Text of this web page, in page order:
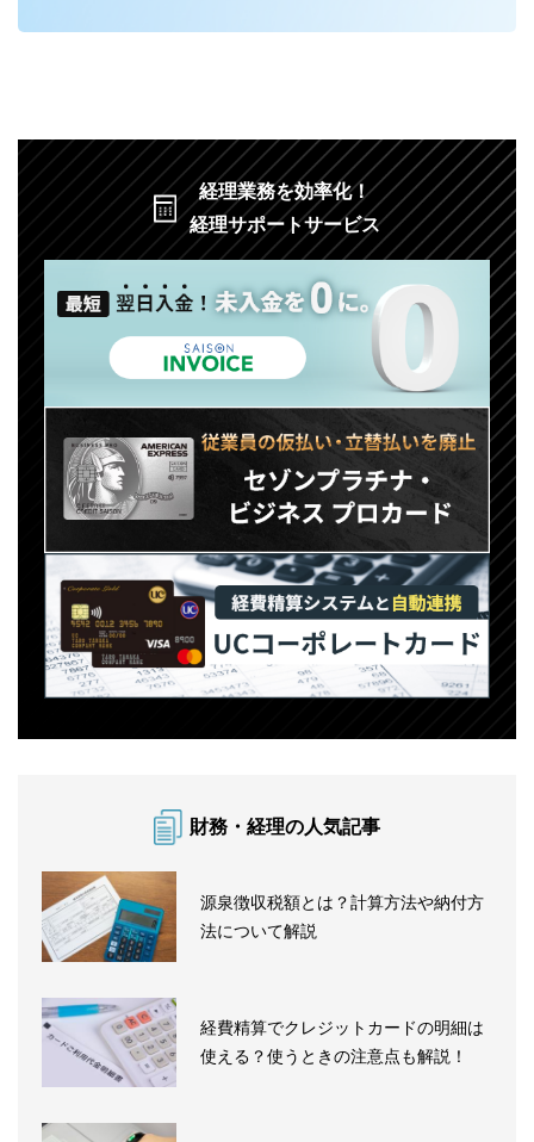
経理業務を効率化！
経理サポートサービス
財務・経理の人気記事
源泉徴収税額とは？計算方法や納付方
法について解説
経費精算でクレジットカードの明細は
使える？使うときの注意点も解説！